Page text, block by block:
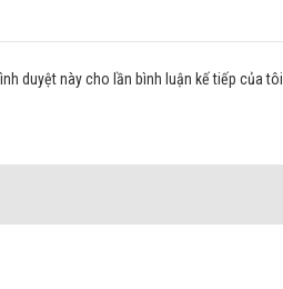
bóng bẩy
duyệt này cho lần bình luận kế tiếp của tôi.